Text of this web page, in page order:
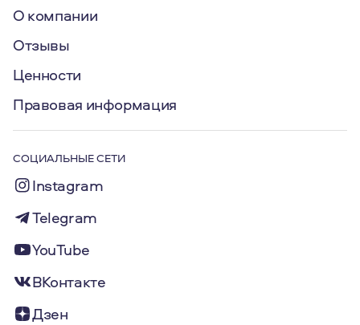
О компании
Отзывы
Ценности
Правовая информация
СОЦИАЛЬНЫЕ СЕТИ
Instagram
Telegram
YouTube
ВКонтакте
Дзен